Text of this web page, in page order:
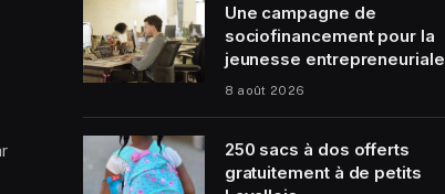
Une campagne de
sociofinancement pour la
jeunesse entrepreneuriale
8 août 2026
250 sacs à dos offerts
gratuitement à de petits